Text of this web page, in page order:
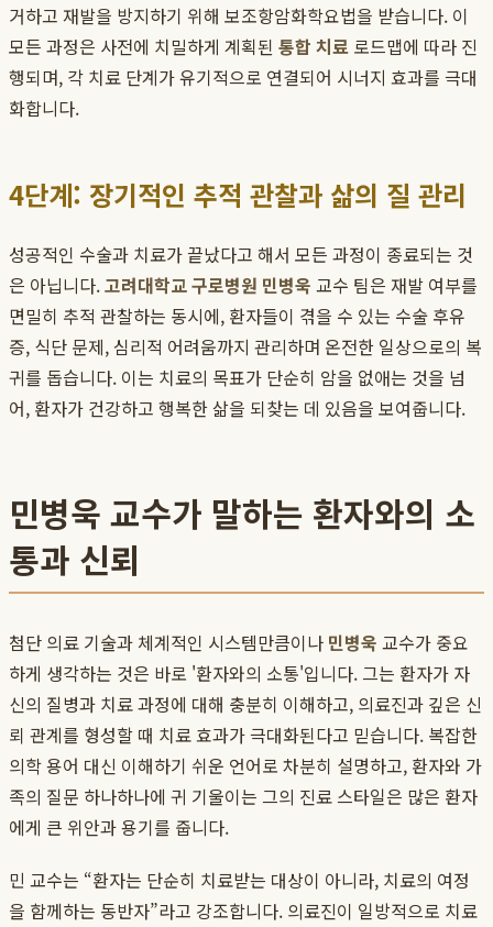
거하고 재발을 방지하기 위해 보조항암화학요법을 받습니다. 이
모든 과정은 사전에 치밀하게 계획된 통합 치료 로드맵에 따라 진
행되며, 각 치료 단계가 유기적으로 연결되어 시너지 효과를 극대
화합니다.
4단계: 장기적인 추적 관찰과 삶의 질 관리
성공적인 수술과 치료가 끝났다고 해서 모든 과정이 종료되는 것
은 아닙니다.고려대학교 구로병원 민병욱 교수 팀은 재발 여부를
면밀히 추적 관찰하는 동시에, 환자들이 겪을 수 있는 수술 후유
증, 식단 문제, 심리적 어려움까지 관리하며 온전한 일상으로의 복
귀를 돕습니다. 이는 치료의 목표가 단순히 암을 없애는 것을 넘
어, 환자가 건강하고 행복한 삶을 되찾는 데 있음을 보여줍니다.
민병욱 교수가 말하는 환자와의 소
통과 신뢰
첨단 의료 기술과 체계적인 시스템만큼이나 민병욱 교수가 중요
하게 생각하는 것은 바로 '환자와의 소통'입니다. 그는 환자가 자
신의 질병과 치료 과정에 대해 충분히 이해하고, 의료진과 깊은 신
뢰 관계를 형성할 때 치료 효과가 극대화된다고 믿습니다. 복잡한
의학 용어 대신 이해하기 쉬운 언어로 차분히 설명하고, 환자와 가
족의 질문 하나하나에 귀 기울이는 그의 진료 스타일은 많은 환자
에게 큰 위안과 용기를 줍니다.
민 교수는 “환자는 단순히 치료받는 대상이 아니라, 치료의 여정
을 함께하는 동반자”라고 강조합니다. 의료진이 일방적으로 치료